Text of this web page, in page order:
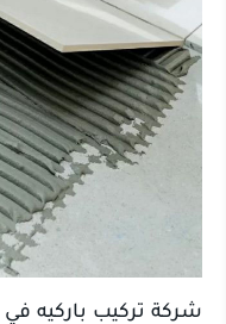
شركة تركيب باركيه في